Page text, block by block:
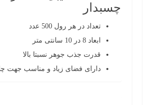
چسبدار
تعداد در هر رول 500 عدد
ابعاد 8 در 10 سانتی‌ متر
قدرت جذب جوهر نسبتا بالا
دارای فضای زیاد و مناسب جهت